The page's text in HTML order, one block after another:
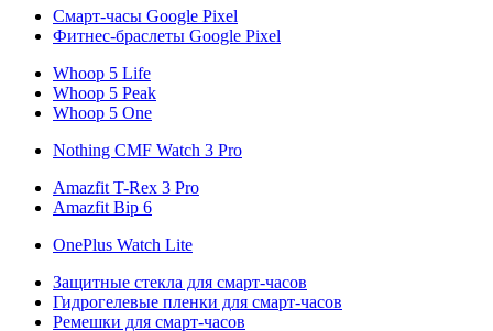
Смарт-часы Google Pixel
Фитнес-браслеты Google Pixel
Whoop 5 Life
Whoop 5 Peak
Whoop 5 One
Nothing CMF Watch 3 Pro
Amazfit T-Rex 3 Pro
Amazfit Bip 6
OnePlus Watch Lite
Защитные стекла для смарт-часов
Гидрогелевые пленки для смарт-часов
Ремешки для смарт-часов